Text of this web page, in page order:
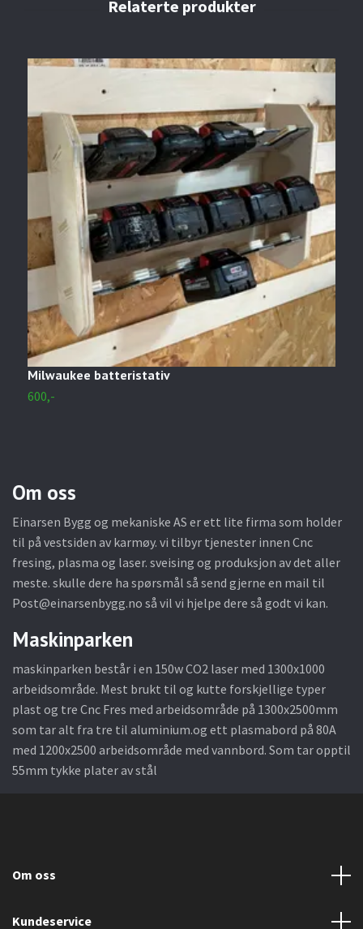
Om oss
Einarsen Bygg og mekaniske AS er ett lite firma som holder
til på vestsiden av karmøy. vi tilbyr tjenester innen Cnc
fresing, plasma og laser. sveising og produksjon av det aller
meste. skulle dere ha spørsmål så send gjerne en mail til
Post@einarsenbygg.no så vil vi hjelpe dere så godt vi kan.
Maskinparken
maskinparken består i en 150w CO2 laser med 1300x1000
arbeidsområde. Mest brukt til og kutte forskjellige typer
plast og tre Cnc Fres med arbeidsområde på 1300x2500mm
som tar alt fra tre til aluminium.og ett plasmabord på 80A
med 1200x2500 arbeidsområde med vannbord. Som tar opptil
55mm tykke plater av stål
Milwaukee batteristativ
600,-
Om oss
Kundeservice